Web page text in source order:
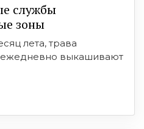
службы
зоны
лета, трава
ежедневно выкашивают